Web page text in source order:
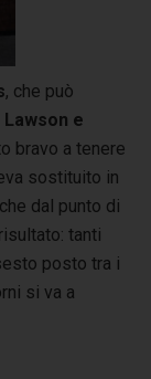
, che può
Lawson e
bravo a tenere
sostituito in
dal punto di
tanti
posto tra i
si va a